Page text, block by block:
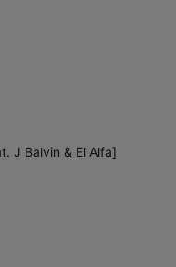
J Balvin & El Alfa]